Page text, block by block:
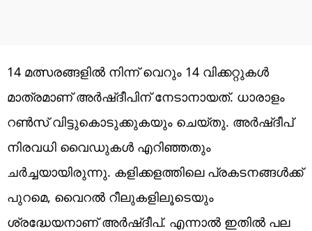
14 മത്സരങ്ങളിൽ നിന്ന് വെറും 14 വിക്കറ്റുകൾ
മാത്രമാണ് അർഷ്ദീപിന് നേടാനായത്. ധാരാളം
റണ്‍സ് വിട്ടുകൊടുക്കുകയും ചെയ്തു. അര്‍ഷ്ദീപ്
നിരവധി വൈഡുകള്‍ എറിഞ്ഞതും
ചര്‍ച്ചയായിരുന്നു. കളിക്കളത്തിലെ പ്രകടനങ്ങള്‍ക്ക്
പുറമെ, വൈറല്‍ റീലുകളിലൂടെയും
ശ്രദ്ധേയനാണ് അര്‍ഷ്ദീപ്. എന്നാല്‍ ഇതില്‍ പല